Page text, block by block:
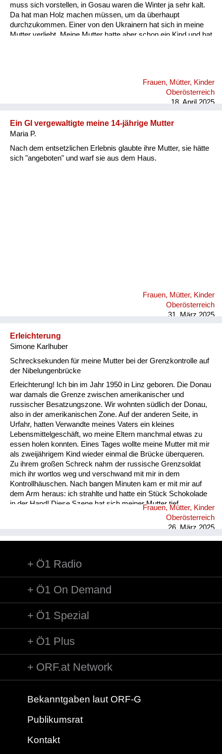
muss sich vorstellen, in Gosau waren die Winter ja sehr kalt.
Da hat man Holz machen müssen, um da überhaupt
durchzukommen. Einer von den Ukrainern hat sich in meine
Mutter verliebt. Meine Mutter hatte aber schon ein Kind und hat
erwartet hätte, dass von ihm einmal Post kommt. Ich habe
eine Fotografie von ihm. Da ist er abgebildet mit einer
Frauen, Mütter, Kinder
Oberösterreich
18. April 2025
Ein GI vergewaltigte meine 14-jährige Mutter
Maria P.
Nach dem entsetzlichen Erlebnis glaubte ihre Mutter, sie hätte
sich "angeboten" und warf sie aus dem Haus.
Frauen, Mütter, Kinder
Oberösterreich
31. März 2025
Erleichterung
Simone Karlhuber
Schrecksekunden für meine Mutter bei der Grenzkontrolle auf
der Nibelungenbrücke
Erleichterung! Ich bin im Jahr 1950 in Linz geboren. Die Donau
war damals die Grenze zwischen amerikanischer und
russischer Besatzungszone. Wir wohnten südlich der Donau,
also in der amerikanischen Zone. Auf der anderen Seite, in
Urfahr, hatten Verwandte meines Vaters ein kleines
Lebensmittelgeschäft, wo meine Eltern manchmal etwas zu
essen holen konnten. Eines Tages wollte meine Mutter mit mir
als zweijährigem Kind wieder einmal die Brücke überqueren.
Zu ihrem großen Schreck nahm der russische Grenzsoldat
mich ihr wortlos weg und verschwand mit mir in dem
Kontrollhäuschen. Nach bangen Minuten kam er mit mir auf
dem Arm heraus: ich strahlte und hatte ein Stück Schokolade
in der Hand! Diese Szene hat sich meiner Mutter tief
eingeprägt, sie hat sie mir öfters erzählt. Die Nibelungenbrücke
bildete bis 1955 die Grenze zwischen den beiden Zonen, bis
Frauen, Mütter, Kinder
Oberösterreich
26. März 2025
Ö1 Radio
Ö1 On Demand
Ö1 Spezial
Ö1 Plus
ORF.at Network
Bekanntgaben laut ORF-G
Publikumsrat
Kontakt